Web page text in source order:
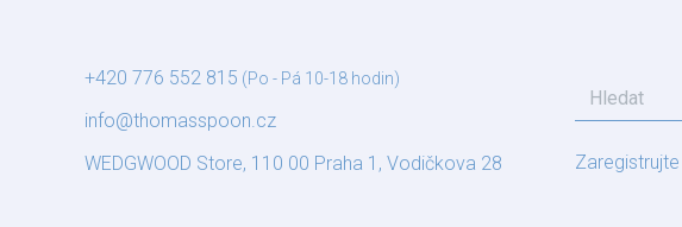
+420 776 552 815 (Po - Pá 10-18 hodin)
info@thomasspoon.cz
WEDGWOOD Store, 110 00 Praha 1, Vodičkova 28